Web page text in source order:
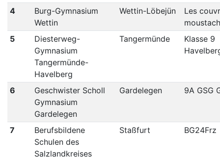
4
Burg-Gymnasium
Wettin
Wettin-Löbejün
Les
5
Diesterweg-
Gymnasium
Tangermünde-
Havelberg
Tangermünde
Klasse 9
6
Geschwister Scholl
Gymnasium
Gardelegen
Gardelegen 9A GSG
7
Berufsbildene
Schulen des
Salzlandkreises
Staßfurt BG24Frz